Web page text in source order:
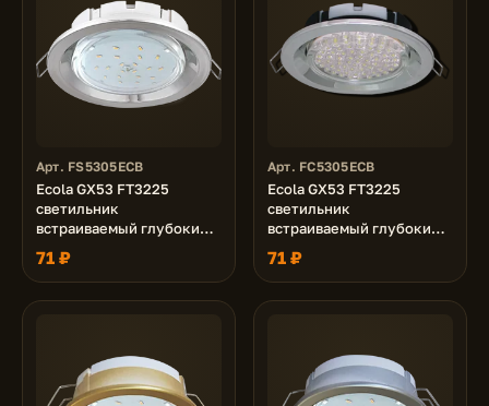
Арт. FS5305ECB
Ecola GX53 FT3225
светильник
встраиваемый глубокий
легкий серебро 27x109
71 ₽
Арт. FC5305ECB
Ecola GX53 FT3225
светильник
встраиваемый глубокий
легкий хром 27x109
71 ₽